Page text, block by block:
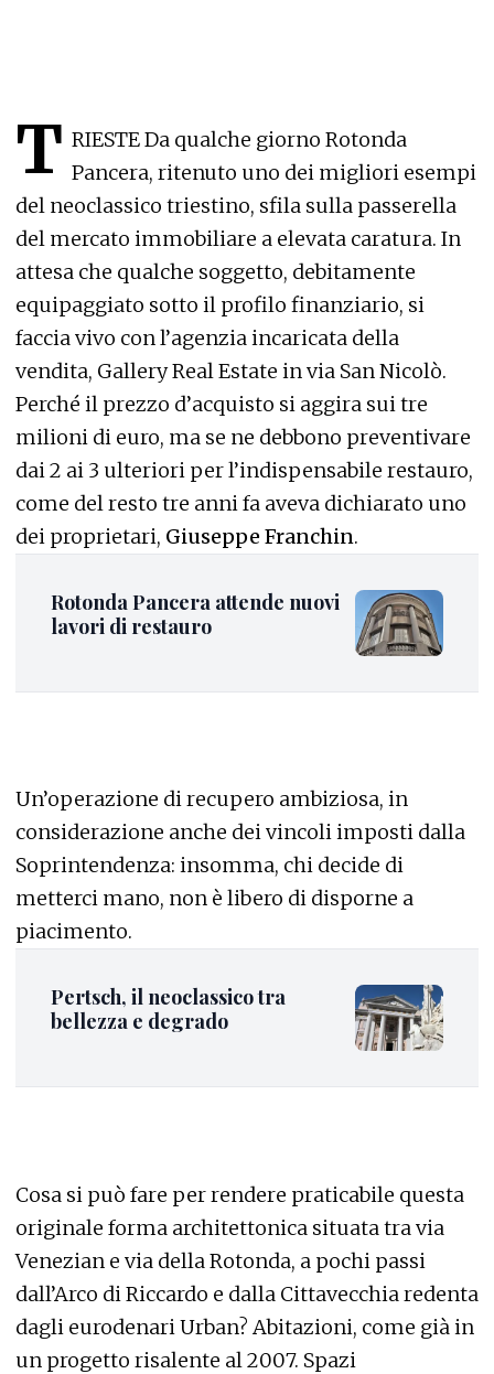
T RIESTE Da qualche giorno Rotonda
Pancera, ritenuto uno dei migliori esempi
del neoclassico triestino, sfila sulla passerella
del mercato immobiliare a elevata caratura. In
attesa che qualche soggetto, debitamente
equipaggiato sotto il profilo finanziario, si
faccia vivo con l’agenzia incaricata della
vendita, Gallery Real Estate in via San Nicolò.
Perché il prezzo d’acquisto si aggira sui tre
milioni di euro, ma se ne debbono preventivare
dai 2 ai 3 ulteriori per l’indispensabile restauro,
come del resto tre anni fa aveva dichiarato uno
dei proprietari, Giuseppe Franchin.
Rotonda Pancera attende nuovi
lavori di restauro
Un’operazione di recupero ambiziosa, in
considerazione anche dei vincoli imposti dalla
Soprintendenza: insomma, chi decide di
metterci mano, non è libero di disporne a
piacimento.
Pertsch, il neoclassico tra
bellezza e degrado
Cosa si può fare per rendere praticabile questa
originale forma architettonica situata tra via
Venezian e via della Rotonda, a pochi passi
dall’Arco di Riccardo e dalla Cittavecchia redenta
dagli eurodenari Urban? Abitazioni, come già in
un progetto risalente al 2007. Spazi